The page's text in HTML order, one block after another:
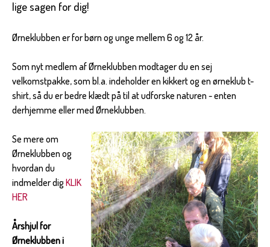
lige sagen for dig!
Ørneklubben er for børn og unge mellem 6 og 12 år.
Som nyt medlem af Ørneklubben modtager du en sej
velkomstpakke, som bl.a. indeholder en kikkert og en ørneklub t-
shirt, så du er bedre klædt på til at udforske naturen - enten
derhjemme eller med Ørneklubben.
Se mere om
Ørneklubben og
hvordan du
indmelder digKLIK
HER
Årshjul for
Ørneklubben i